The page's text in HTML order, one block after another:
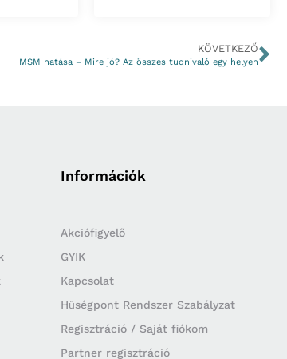
KÖVETKEZŐ
MSM hatása – Mire jó? Az összes tudnivaló egy helyen
Információk
Akciófigyelő
GYIK
Kapcsolat
Hűségpont Rendszer Szabályzat
Regisztráció / Saját fiókom
Partner regisztráció